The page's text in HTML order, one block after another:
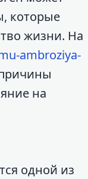
которые
жизни. На
ambroziya-
на
одной из